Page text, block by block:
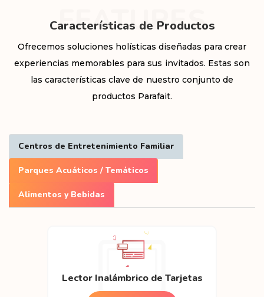
FEATURES
Características de Productos
Ofrecemos soluciones holísticas diseñadas para crear
experiencias memorables para sus invitados. Estas son
las características clave de nuestro conjunto de
productos Parafait.
Centros de Entretenimiento Familiar
Parques Acuáticos / Temáticos
Alimentos y Bebidas
Lector Inalámbrico de Tarjetas